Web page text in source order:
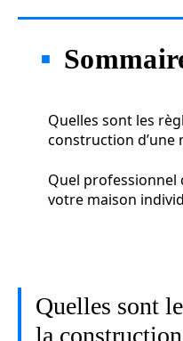
Quelles sont les
construction d’une
Quel
votre maison
Quelles sont
la